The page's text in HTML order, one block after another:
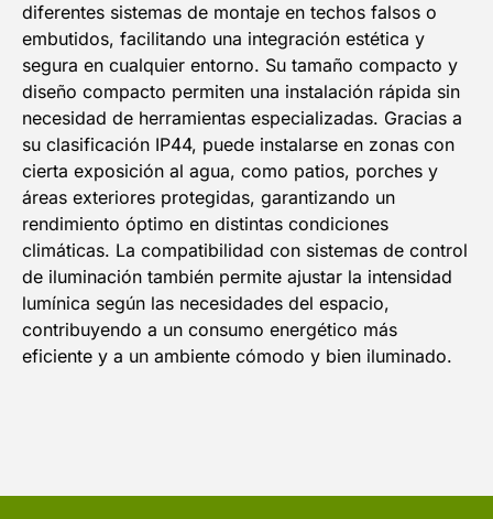
diferentes sistemas de montaje en techos falsos o
embutidos, facilitando una integración estética y
segura en cualquier entorno. Su tamaño compacto y
diseño compacto permiten una instalación rápida sin
necesidad de herramientas especializadas. Gracias a
su clasificación IP44, puede instalarse en zonas con
cierta exposición al agua, como patios, porches y
áreas exteriores protegidas, garantizando un
rendimiento óptimo en distintas condiciones
climáticas. La compatibilidad con sistemas de control
de iluminación también permite ajustar la intensidad
lumínica según las necesidades del espacio,
contribuyendo a un consumo energético más
eficiente y a un ambiente cómodo y bien iluminado.